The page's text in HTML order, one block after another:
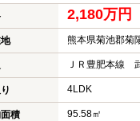
2,180万円
熊本県菊池郡菊
ＪＲ豊肥本線
4LDK
積 95.58㎡